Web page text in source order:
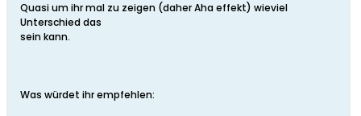
Quasi um ihr mal zu zeigen (daher Aha effekt) wieviel
Unterschied das
sein kann.
Was würdet ihr empfehlen: